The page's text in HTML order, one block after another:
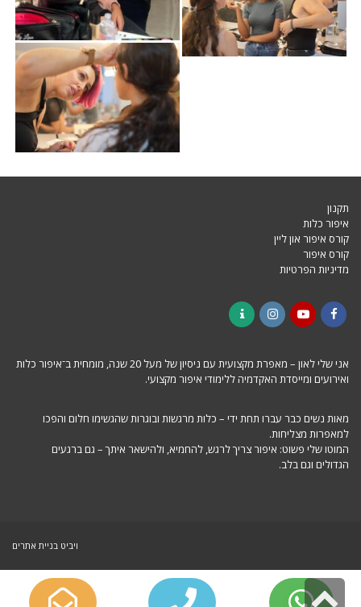
תקנון
איפור כלות
קורס איפור און ליין
קורס איפור
מדיניות הפרטיות
אני שלי לאון – מאפרת מקצועית עם ניסיון של מעל 20 שנה, מומחית ב־איפור כלות
ואירועים ומייסדת האקדמיה ללימודי איפור מקצועי.
מאות נשים כבר עברו תחת ידי – כלות מרגשות ובוגרות שהגשימו חלום והפכו
למאפרות מצליחות.
המוטו שלי פשוט: איפור צריך לרגש, להחמיא, ולהישאר איתך – גם ברגעים
הגדולים וגם בלב.
ויביט בניית אתרים
גלילה